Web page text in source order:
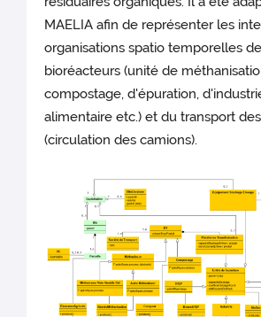
MAELIA afin de représenter les
organisations spatio temporelles
bioréacteurs (unité de
compostage, d'épuration,
alimentaire etc.) et du transport
(circulation des camions).